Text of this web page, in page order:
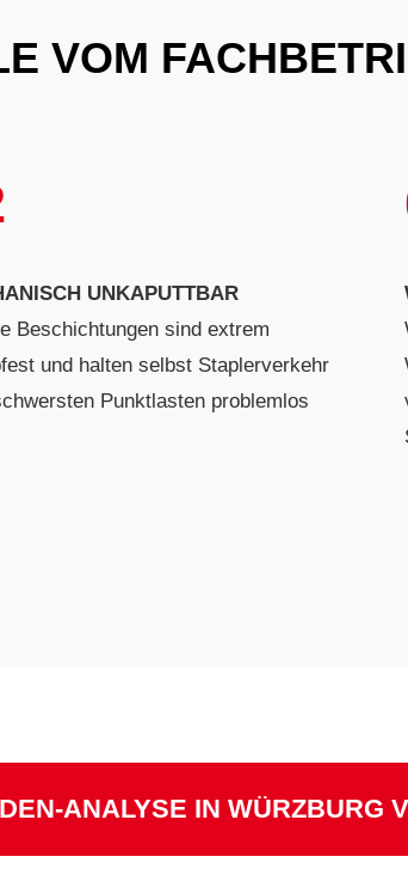
VOM
UNKAPUTTBAR
Beschichtungen sind extrem
und halten selbst Staplerverkehr
Punktlasten problemlos
ANALYSE IN WÜRZBURG